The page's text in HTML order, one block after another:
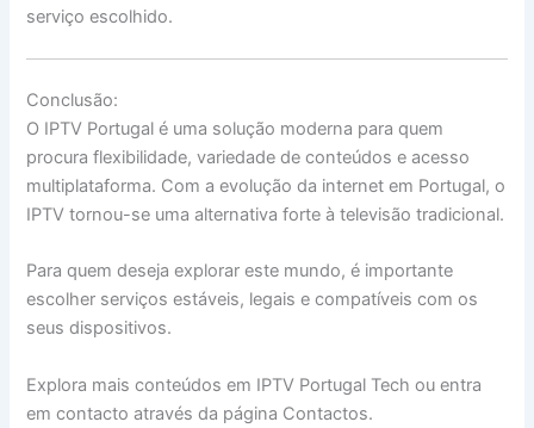
serviço escolhido.
Conclusão:
O IPTV Portugal é uma solução moderna para quem
procura flexibilidade, variedade de conteúdos e acesso
multiplataforma. Com a evolução da internet em Portugal, o
IPTV tornou-se uma alternativa forte à televisão tradicional.
Para quem deseja explorar este mundo, é importante
escolher serviços estáveis, legais e compatíveis com os
seus dispositivos.
Explora mais conteúdos em IPTV Portugal Tech ou entra
em contacto através da página Contactos.